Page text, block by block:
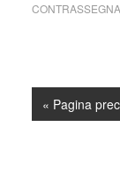
« Pagina